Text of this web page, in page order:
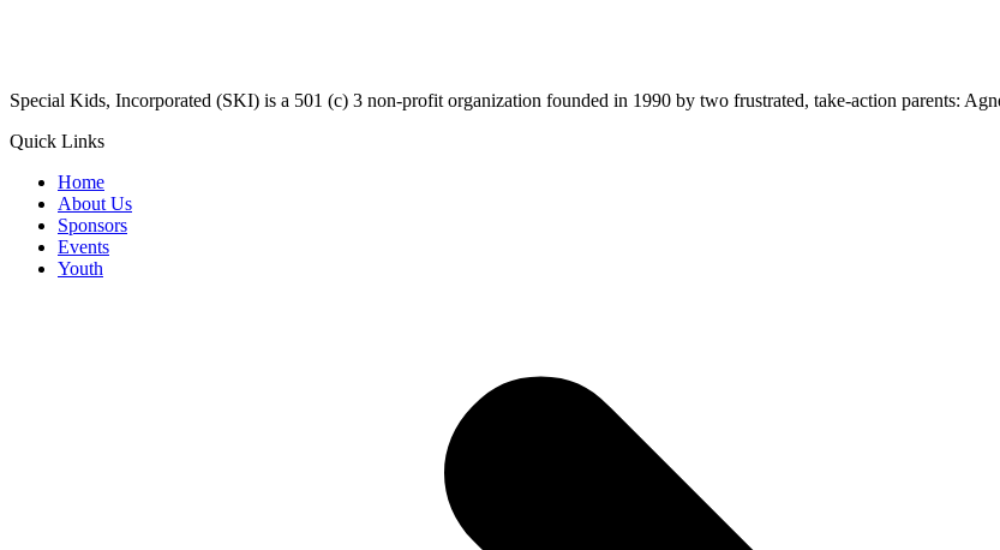
​Special Kids, Incorporated (SKI) is a 501 (c) 3 non-profit organization founded in 1990 by two frustrated, take-action parents:
Quick Links
Home
About Us
Sponsors
Events
Youth